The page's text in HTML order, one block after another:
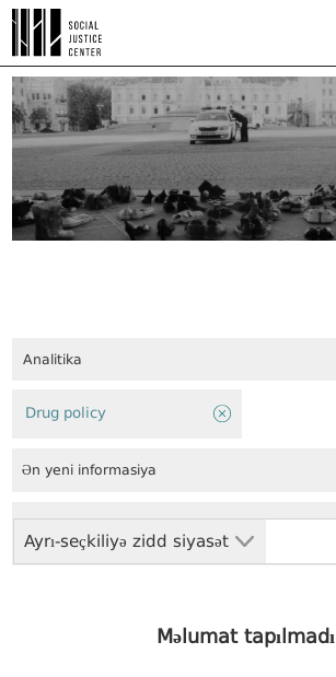
Analitika
Ayrı-seçkiliyə zidd siyasət
Drug policy
Ən yeni informasiya
Məlumat tapılmadı